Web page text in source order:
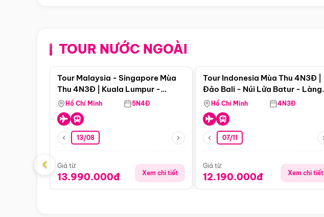
TOUR NƯỚC NGOÀI
Điểm nổi bật
Tour Malaysia - Singapore Mùa
Thu 4N3Đ | Kuala Lumpur -
Malacca - Johor Baru -
Singapore
Hồ Chí Minh 5N4Đ
13/08
Giá từ:
13.990.000đ Xem chi tiết
Tour Indonesia Mùa Thu 4N3Đ |
Đảo Bali - Núi Lửa Batur - Làng
Penglipuran
Hồ Chí Minh 4N3Đ
07/11
Giá từ:
12.190.000đ Xem chi tiết
‹